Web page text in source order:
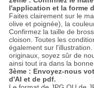
l'application et la forme
Faites clairement sur le
olive et poignée), la
Confirmez la taille de
cloison. Toutes les
également sur
originaux, soyez sûr de
ainsi tout ira dans la
3ème : Envoyez-nous
d'AI et de pdf.